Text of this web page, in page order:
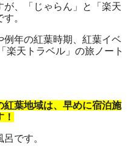
、「じゃらん」と「楽天
。
例年の紅葉時期、紅葉イベ
楽天トラベル」の旅ノート
紅葉地域は、早めに宿泊施
です。